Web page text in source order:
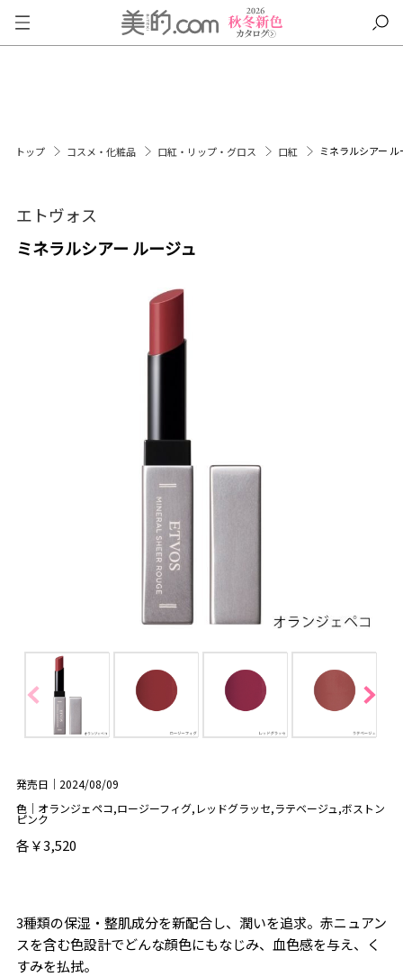
トップ コスメ・化粧品 口紅・リップ・グロス 口紅 ミネラルシアー ル
エトヴォス
ミネラルシアー ルージュ
発売日｜2024/08/09
色｜オランジェペコ,ロージーフィグ,レッドグラッセ,ラテベージュ,ボストン
ピンク
各￥3,520
3種類の保湿・整肌成分を新配合し、潤いを追求。赤ニュアン
スを含む色設計でどんな顔色にもなじみ、血色感を与え、く
すみを払拭。